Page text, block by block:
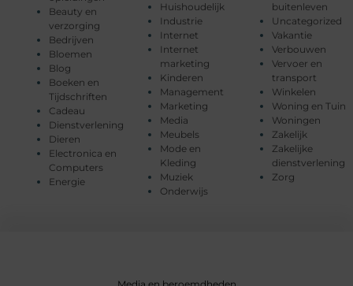
Beauty en
verzorging
Bedrijven
Bloemen
Blog
Boeken en
Tijdschriften
Cadeau
Dienstverlening
Dieren
Electronica en
Computers
Energie
Huishoudelijk
Industrie
Internet
Internet
marketing
Kinderen
Management
Marketing
Media
Meubels
Mode en
Kleding
Muziek
Onderwijs
buitenleven
Uncategorized
Vakantie
Verbouwen
Vervoer en
transport
Winkelen
Woning en Tuin
Woningen
Zakelijk
Zakelijke
dienstverlening
Zorg